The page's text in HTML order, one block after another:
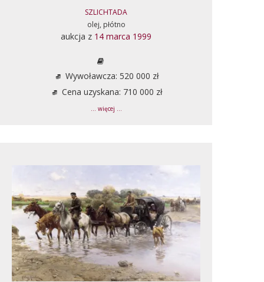
SZLICHTADA
olej, płótno
aukcja z 14 marca 1999
Wywoławcza: 520 000 zł
Cena uzyskana: 710 000 zł
... więcej ...